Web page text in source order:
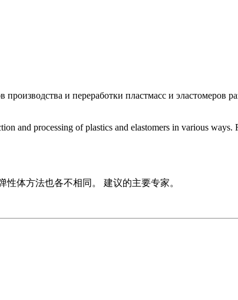
и переработки пластмасс и
and processing of plastics and elastomers in various ways.
体方法也各不相同。 建议的主要专家。